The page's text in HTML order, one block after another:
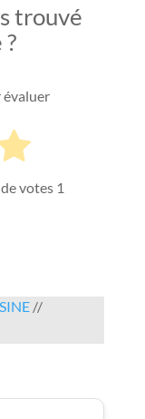
trouvé
évaluer
votes 1
//